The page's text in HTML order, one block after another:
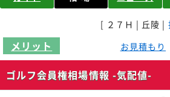
[ ２７Ｈ | 丘陵 |
メリット お見積もり
ゴルフ会員権相場情報 -気配値-